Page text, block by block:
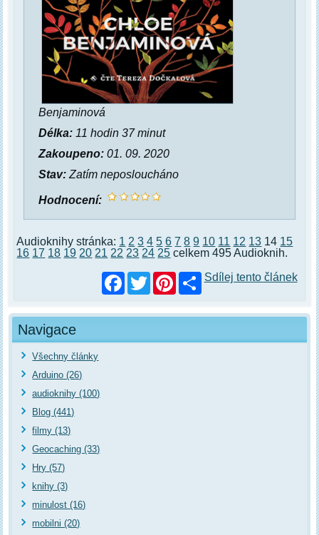
Benjaminová
Délka: 11 hodin 37 minut
Zakoupeno: 01. 09. 2020
Stav: Zatím neposloucháno
Hodnocení:
Audioknihy stránka: 1 2 3 4 5 6 7 8 9 10 11 12 13 14 15
16 17 18 19 20 21 22 23 24 25 celkem 495 Audioknih.
Facebook
TwitterPinterestSdílej tento článek
Navigace
Všechny články
Arduino (26)
audioknihy (100)
Blog (441)
filmy (13)
Geocaching (33)
Hry (57)
knihy (3)
minulost (16)
mobilni (20)